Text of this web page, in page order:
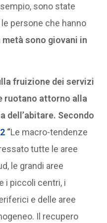
sono state
persone che hanno
metà sono giovani in
fruizione dei servizi
ruotano attorno alla
dell’abitare. Secondo
“Le macro-tendenze
tutte le aree
le grandi aree
i piccoli centri, i
e delle aree
Il recupero